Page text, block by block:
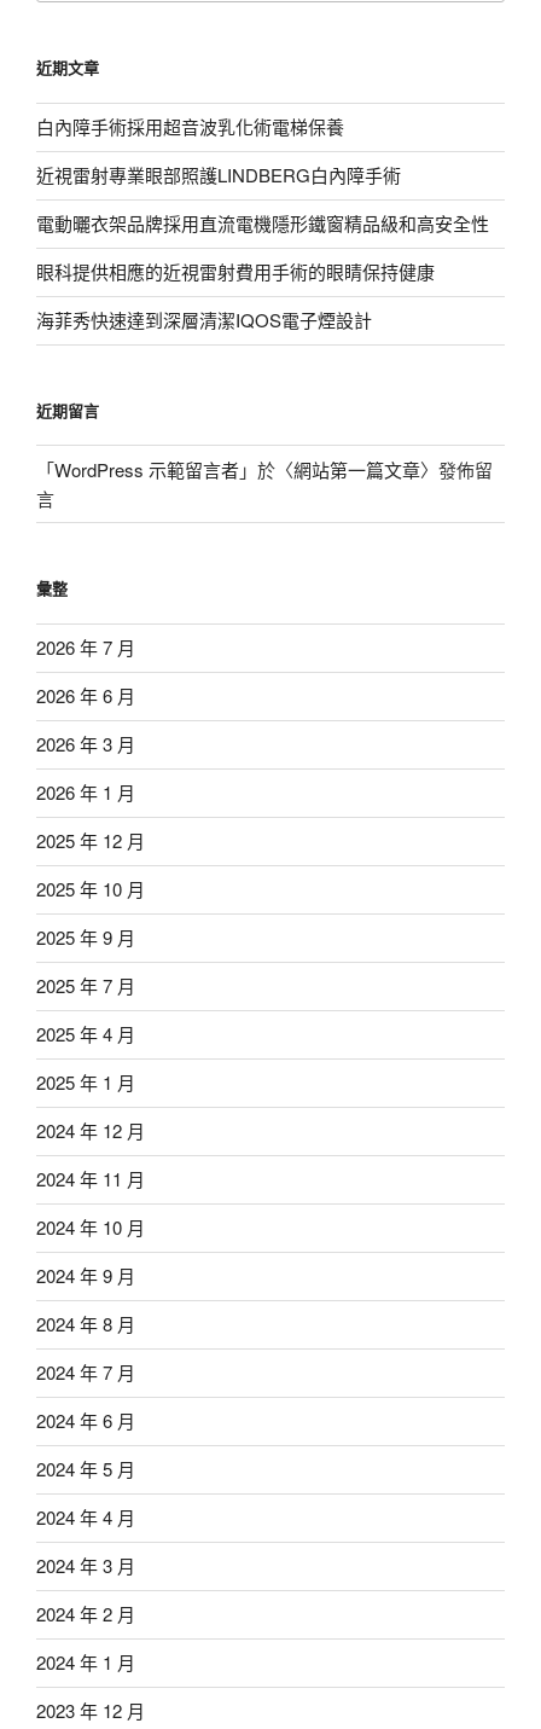
字:
近期文章
白內障手術採用超音波乳化術電梯保養
近視雷射專業眼部照護LINDBERG白內障手術
電動曬衣架品牌採用直流電機隱形鐵窗精品級和高安全性
眼科提供相應的近視雷射費用手術的眼睛保持健康
海菲秀快速達到深層清潔IQOS電子煙設計
近期留言
「WordPress 示範留言者」於〈網站第一篇文章〉發佈留
言
彙整
2026 年 7 月
2026 年 6 月
2026 年 3 月
2026 年 1 月
2025 年 12 月
2025 年 10 月
2025 年 9 月
2025 年 7 月
2025 年 4 月
2025 年 1 月
2024 年 12 月
2024 年 11 月
2024 年 10 月
2024 年 9 月
2024 年 8 月
2024 年 7 月
2024 年 6 月
2024 年 5 月
2024 年 4 月
2024 年 3 月
2024 年 2 月
2024 年 1 月
2023 年 12 月